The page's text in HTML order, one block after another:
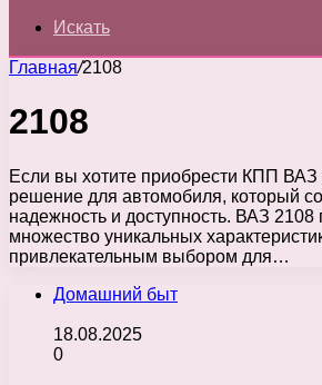
Искать
Главная/2108
2108
Если вы хотите приобрести КПП ВАЗ
решение для автомобиля, который
надежность и доступность. ВАЗ 2108
множество уникальных
привлекательным выбором для…
Домашний быт
18.08.2025
0